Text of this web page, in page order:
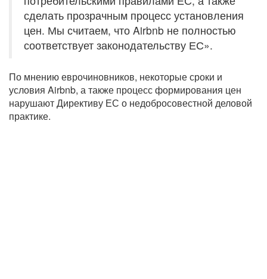
сделать прозрачным процесс установления
цен. Мы считаем, что Airbnb не полностью
соответствует законодательству ЕС».
По мнению еврочиновников, некоторые сроки и
условия Airbnb, а также процесс формирования цен
нарушают Директиву ЕС о недобросовестной деловой
практике.